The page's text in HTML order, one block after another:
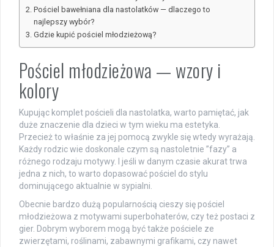
Pościel bawełniana dla nastolatków — dlaczego to
najlepszy wybór?
Gdzie kupić pościel młodzieżową?
Pościel młodzieżowa — wzory i
kolory
Kupując komplet pościeli dla nastolatka, warto pamiętać, jak
duże znaczenie dla dzieci w tym wieku ma estetyka.
Przecież to właśnie za jej pomocą zwykle się wtedy wyrażają.
Każdy rodzic wie doskonale czym są nastoletnie ”fazy” a
różnego rodzaju motywy. I jeśli w danym czasie akurat trwa
jedna z nich, to warto dopasować pościel do stylu
dominującego aktualnie w sypialni.
Obecnie bardzo dużą popularnością cieszy się pościel
młodzieżowa z motywami superbohaterów, czy też postaci z
gier. Dobrym wyborem mogą być także pościele ze
zwierzętami, roślinami, zabawnymi grafikami, czy nawet